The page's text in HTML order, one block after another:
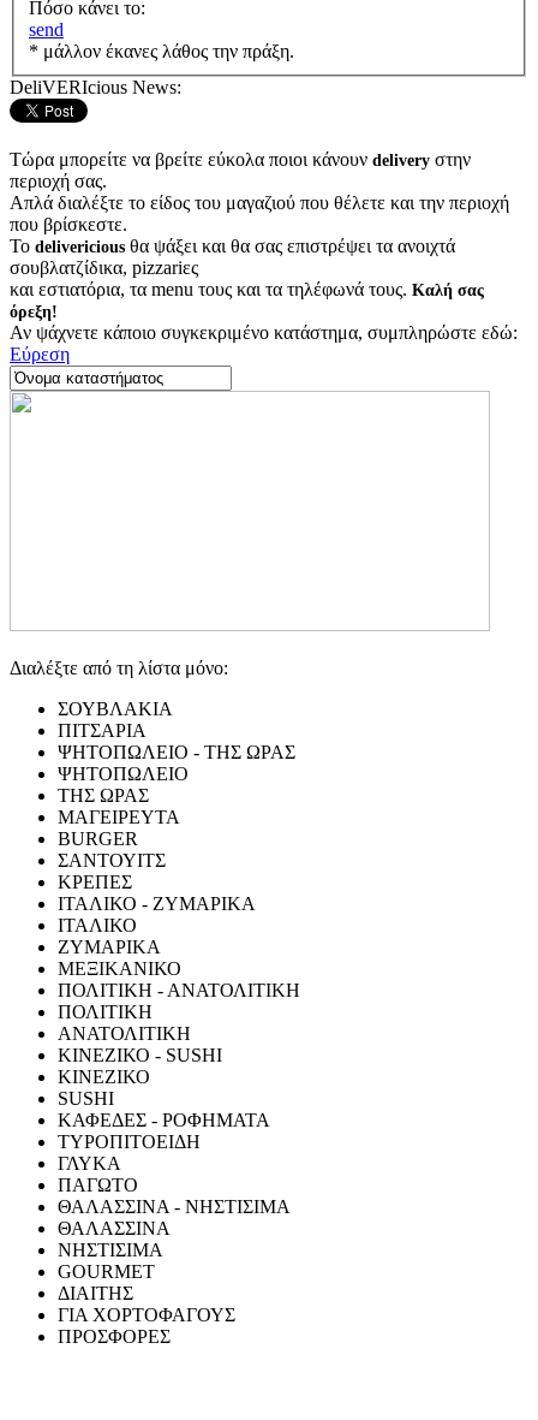
Πόσο κάνει το:
send
* μάλλον έκανες λάθος την πράξη.
DeliVERIcious News:
Τώρα μπορείτε να βρείτε εύκολα ποιοι κάνουν delivery στην
περιοχή σας.
Απλά διαλέξτε το είδος του μαγαζιού που θέλετε και την περιοχή
που βρίσκεστε.
Το delivericious θα ψάξει και θα σας επιστρέψει τα ανοιχτά
σουβλατζίδικα, pizzariες
και εστιατόρια, τα menu τους και τα τηλέφωνά τους. Καλή σας
όρεξη!
Αν ψάχνετε κάποιο συγκεκριμένο κατάστημα, συμπληρώστε εδώ:
Εύρεση
Διαλέξτε από τη λίστα μόνο:
ΣΟΥΒΛΑΚΙΑ
ΠΙΤΣΑΡΙΑ
ΨΗΤΟΠΩΛΕΙΟ - ΤΗΣ ΩΡΑΣ
ΨΗΤΟΠΩΛΕΙΟ
ΤΗΣ ΩΡΑΣ
ΜΑΓΕΙΡΕΥΤΑ
BURGER
ΣΑΝΤΟΥΙΤΣ
ΚΡΕΠΕΣ
ΙΤΑΛΙΚΟ - ΖΥΜΑΡΙΚΑ
ΙΤΑΛΙΚΟ
ΖΥΜΑΡΙΚΑ
ΜΕΞΙΚΑΝΙΚΟ
ΠΟΛΙΤΙΚΗ - ΑΝΑΤΟΛΙΤΙΚΗ
ΠΟΛΙΤΙΚΗ
ΑΝΑΤΟΛΙΤΙΚΗ
ΚΙΝΕΖΙΚΟ - SUSHI
ΚΙΝΕΖΙΚΟ
SUSHI
ΚΑΦΕΔΕΣ - ΡΟΦΗΜΑΤΑ
ΤΥΡΟΠΙΤΟΕΙΔΗ
ΓΛΥΚΑ
ΠΑΓΩΤΟ
ΘΑΛΑΣΣΙΝΑ - ΝΗΣΤΙΣΙΜΑ
ΘΑΛΑΣΣΙΝΑ
ΝΗΣΤΙΣΙΜΑ
GOURMET
ΔΙΑΙΤΗΣ
ΓΙΑ ΧΟΡΤΟΦΑΓΟΥΣ
ΠΡΟΣΦΟΡΕΣ